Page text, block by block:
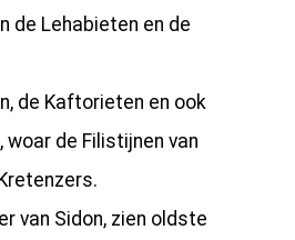
de Lehabieten en de
de Kaftorieten en ook
woar de Filistijnen van
van Sidon, zien oldste